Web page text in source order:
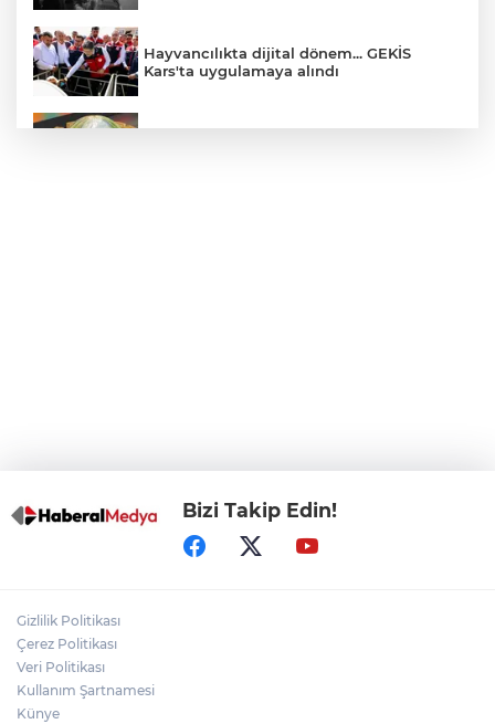
Hayvancılıkta dijital dönem... GEKİS
Kars'ta uygulamaya alındı
Bizi Takip Edin!
Gizlilik Politikası
Çerez Politikası
Veri Politikası
Kullanım Şartnamesi
Künye